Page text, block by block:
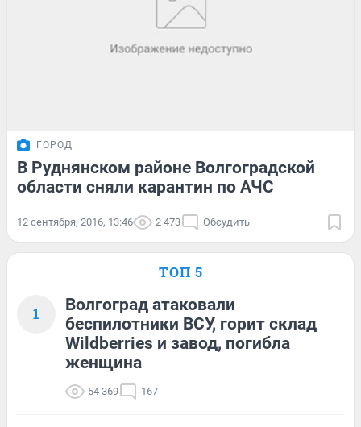
ГОРОД
В Руднянском районе Волгоградской
области сняли карантин по АЧС
12 сентября, 2016, 13:46 2 473 Обсудить
ТОП 5
1
Волгоград атаковали
беспилотники ВСУ, горит склад
Wildberries и завод, погибла
женщина
54 369 167